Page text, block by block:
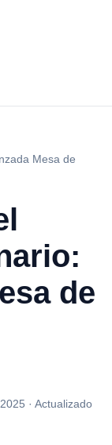
Mesa de
de
· Actualizado